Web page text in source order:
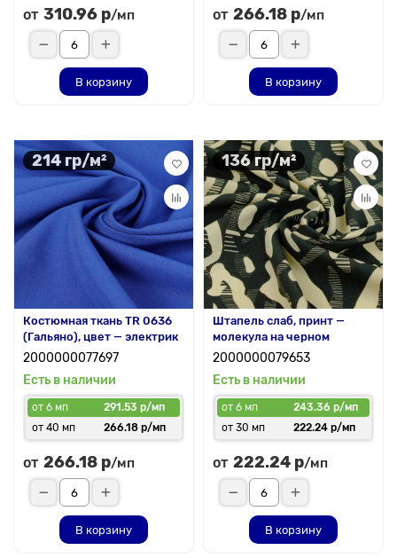
от 310.96 р/мп
В корзину
от 266.18 р/мп
В корзину
214 гр/м²
Костюмная ткань TR 0636
(Гальяно), цвет — электрик
2000000077697
Есть в наличии
от 6 мп
291.53 р/мп
от 40 мп
266.18 р/мп
от 266.18 р/мп
В корзину
136 гр/м²
Штапель слаб, принт —
молекула на черном
2000000079653
Есть в наличии
от 6 мп
243.36 р/мп
от 30 мп
222.24 р/мп
от 222.24 р/мп
В корзину